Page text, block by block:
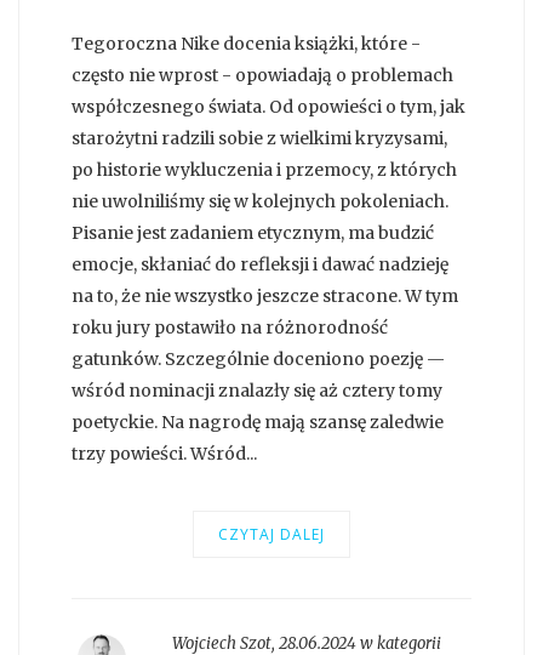
Tegoroczna Nike docenia książki, które -
często nie wprost - opowiadają o problemach
współczesnego świata. Od opowieści o tym, jak
starożytni radzili sobie z wielkimi kryzysami,
po historie wykluczenia i przemocy, z których
nie uwolniliśmy się w kolejnych pokoleniach.
Pisanie jest zadaniem etycznym, ma budzić
emocje, skłaniać do refleksji i dawać nadzieję
na to, że nie wszystko jeszcze stracone. W tym
roku jury postawiło na różnorodność
gatunków. Szczególnie doceniono poezję —
wśród nominacji znalazły się aż cztery tomy
poetyckie. Na nagrodę mają szansę zaledwie
trzy powieści. Wśród...
CZYTAJ DALEJ
Wojciech Szot, 28.06.2024 w kategorii